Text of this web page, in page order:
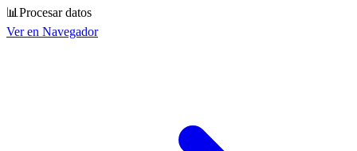
📊 Procesar datos
Ver en Navegador